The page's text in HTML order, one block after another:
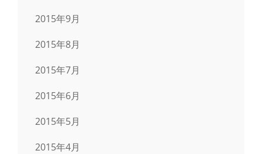
2015年9月
2015年8月
2015年7月
2015年6月
2015年5月
2015年4月